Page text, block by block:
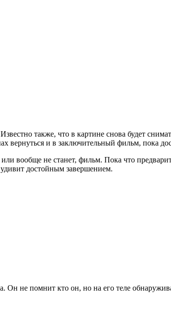
также, что в картине снова будет
вернуться и в заключительный фильм, пока
вообще не станет, фильм. Пока что
удивит достойным завершением.
Он не помнит кто он, но на его теле